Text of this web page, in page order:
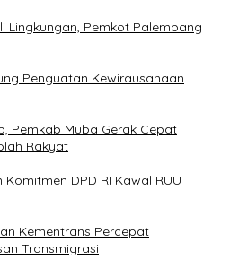
Lingkungan, Pemkot Palembang
Penguatan Kewirausahaan
Pemkab Muba Gerak Cepat
Rakyat
Komitmen DPD RI Kawal RUU
Kementrans Percepat
Transmigrasi